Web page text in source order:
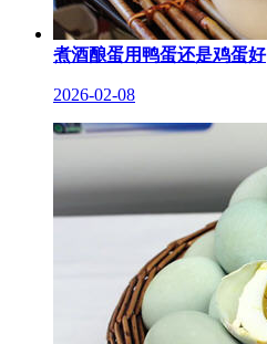
煮酒酿蛋用鸭蛋还是鸡蛋好
2026-02-08